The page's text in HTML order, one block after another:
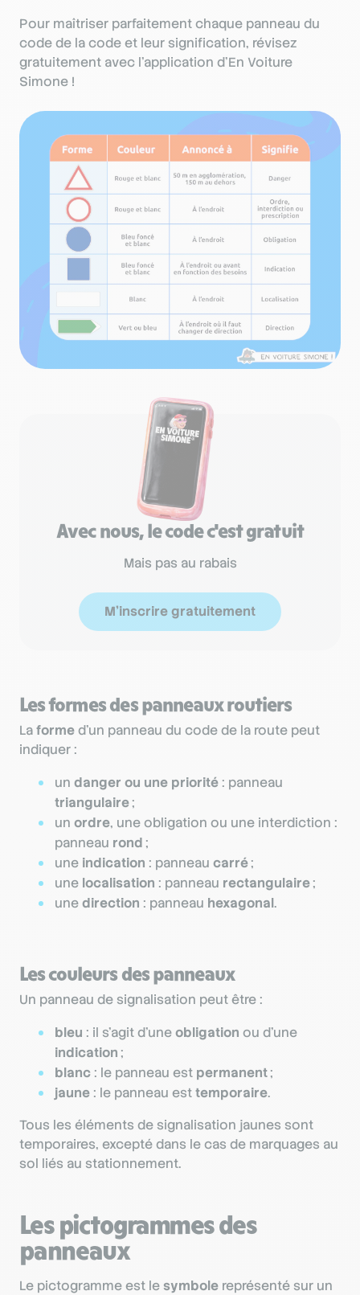
Pour maîtriser parfaitement chaque panneau du
code de la code et leur signification, révisez
gratuitement avec l'application d’En Voiture
Simone !
Avec nous, le code c'est gratuit
Mais pas au rabais
M'inscrire gratuitement
Les formes des panneaux routiers
Laformed’un panneau du code de la route peut
indiquer :
un danger ou une priorité : panneau
triangulaire;
un ordre, une obligation ou une interdiction :
panneau rond ;
une indication : panneau carré;
une localisation : panneau rectangulaire;
unedirection : panneau hexagonal.
Les couleurs des panneaux
Un panneau de signalisation peut être :
bleu : il s’agit d’uneobligation ou d’une
indication ;
blanc : le panneau est permanent;
jaune : le panneau esttemporaire.
Tous les éléments de signalisation jaunes sont
temporaires, excepté dans le cas de marquages au
sol liés au stationnement.
Les pictogrammes des
panneaux
Le pictogramme est lesymbole représenté sur un